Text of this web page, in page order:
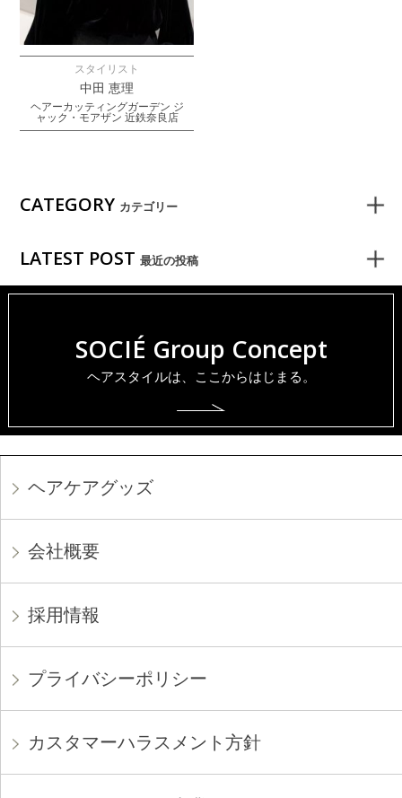
スタイリスト
中田 恵理
ヘアーカッティングガーデン ジ
ャック・モアザン 近鉄奈良店
CATEGORY カテゴリー
LATEST POST最近の投稿
SOCIÉ Group Concept
ヘアスタイルは、ここからはじまる。
ヘアケアグッズ
会社概要
採用情報
プライバシーポリシー
カスタマーハラスメント方針